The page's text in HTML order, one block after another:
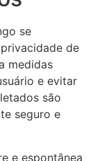
se
de
medidas
e evitar
são
seguro e
e espontânea